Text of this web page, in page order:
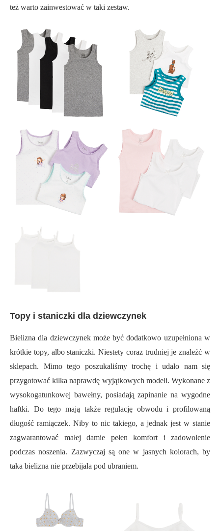
też warto zainwestować w taki zestaw.
Topy i staniczki dla dziewczynek
Bielizna dla dziewczynek może być dodatkowo uzupełniona w
krótkie topy, albo staniczki. Niestety coraz trudniej je znaleźć w
sklepach. Mimo tego poszukaliśmy trochę i udało nam się
przygotować kilka naprawdę wyjątkowych modeli. Wykonane z
wysokogatunkowej bawełny, posiadają zapinanie na wygodne
haftki. Do tego mają także regulację obwodu i profilowaną
długość ramiączek. Niby to nic takiego, a jednak jest w stanie
zagwarantować małej damie pełen komfort i zadowolenie
podczas noszenia. Zazwyczaj są one w jasnych kolorach, by
taka bielizna nie przebijała pod ubraniem.